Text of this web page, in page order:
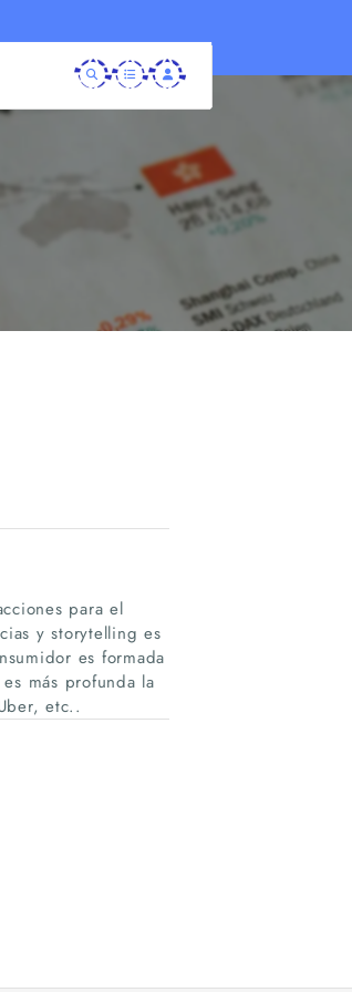
para el
y storytelling es
es formada
más profunda la
etc..